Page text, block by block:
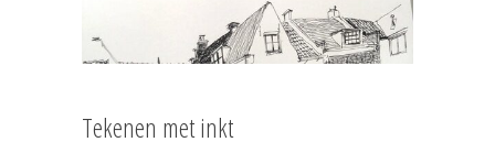
Tekenen met inkt